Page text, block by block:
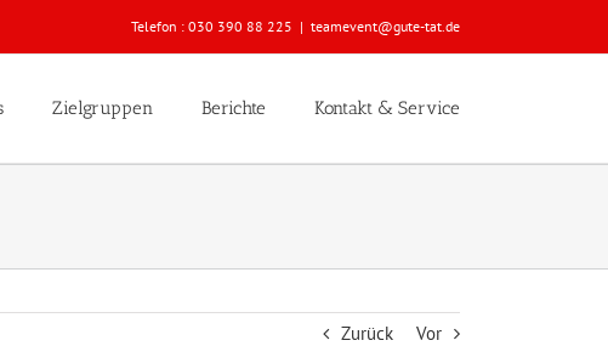
Telefon : 030 390 88 225 | teamevent@gute-tat.de
Zielgruppen Berichte Kontakt & Service
Zurück Vor